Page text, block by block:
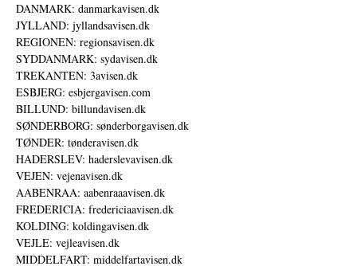
DANMARK: danmarkavisen.dk
JYLLAND: jyllandsavisen.dk
REGIONEN: regionsavisen.dk
SYDDANMARK: sydavisen.dk
TREKANTEN: 3avisen.dk
ESBJERG: esbjergavisen.com
BILLUND: billundavisen.dk
SØNDERBORG: sønderborgavisen.dk
TØNDER: tønderavisen.dk
HADERSLEV: haderslevavisen.dk
VEJEN: vejenavisen.dk
AABENRAA: aabenraaavisen.dk
FREDERICIA: fredericiaavisen.dk
KOLDING: koldingavisen.dk
VEJLE: vejleavisen.dk
MIDDELFART: middelfartavisen.dk